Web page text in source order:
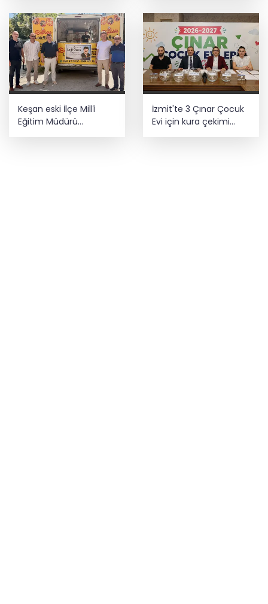
Keşan eski İlçe Millî
Eğitim Müdürü
İzmit'te 3 Çınar Çocuk
Evi için kura çekimi